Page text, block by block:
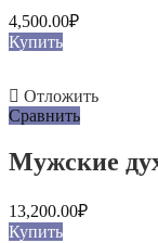
4,500.00₽
Купить
Отложить
Сравнить
Мужские
13,200.00₽
Купить